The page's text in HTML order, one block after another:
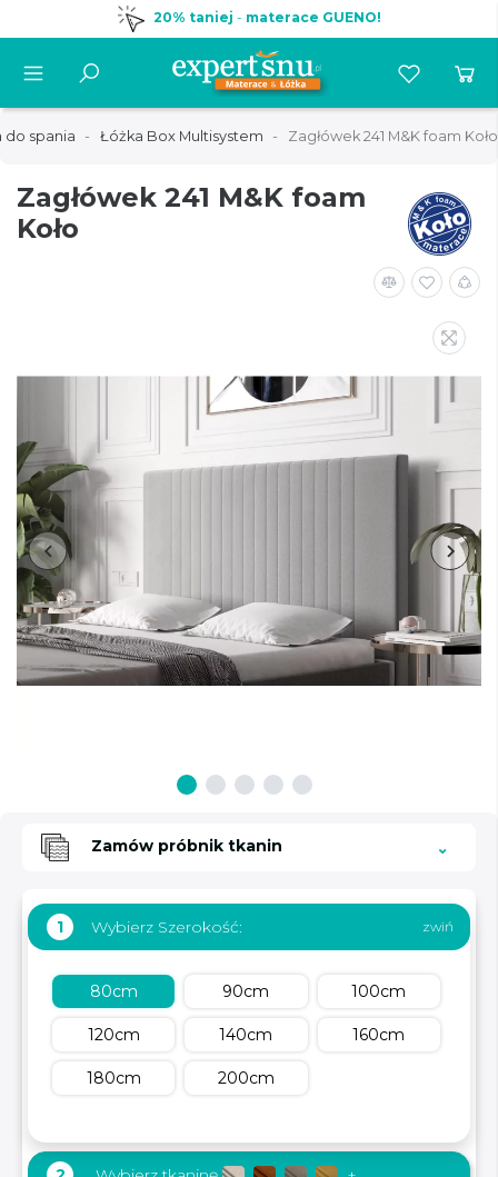
20% taniej - materace GUENO!
do spania Łóżka Box Multisystem Zagłówek 241 M&K foam Koło
Zagłówek 241 M&K foam
Koło
Zamów próbnik tkanin
1 Wybierz Szerokość:
80cm 90cm 100cm
120cm 140cm 160cm
180cm 200cm